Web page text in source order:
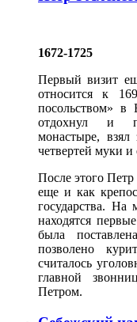
1672-1725
Первый визит
относится к
посольством»
отдохнул и
монастыре, взял
четвертей муки и
После этого
еще и как
государства. На
находятся
была
позволено
считалось
главной
Петром.